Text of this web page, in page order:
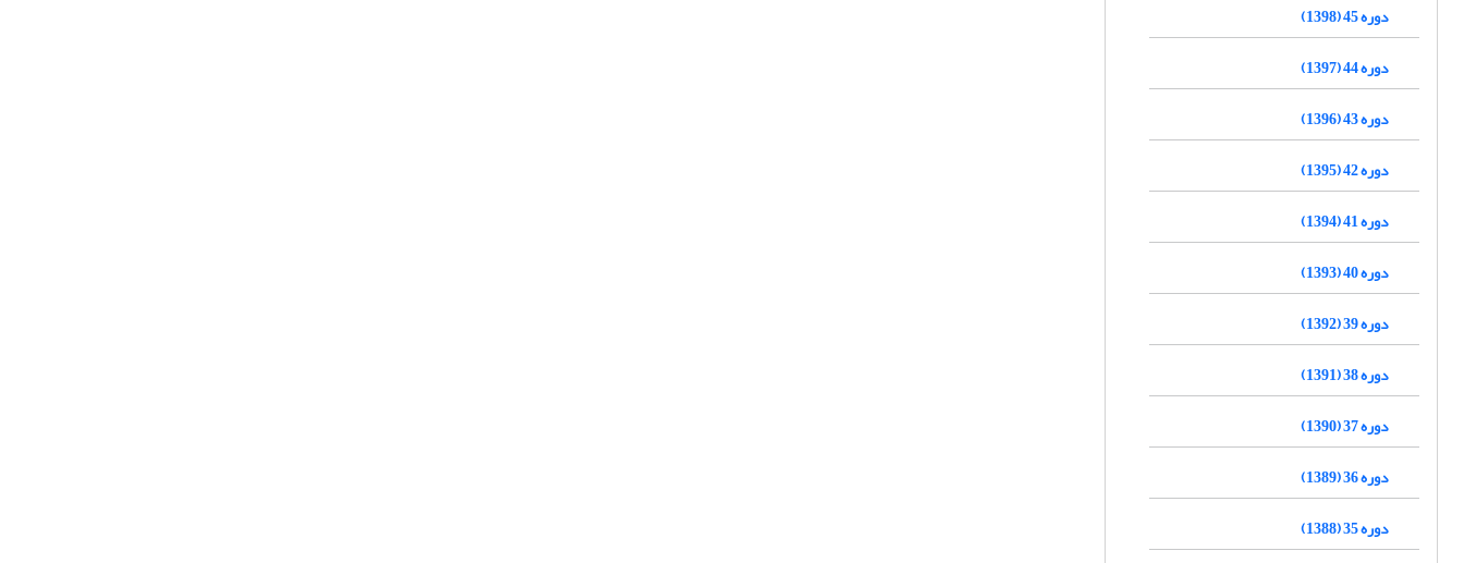
دوره 45 (1398)
دوره 44 (1397)
دوره 43 (1396)
دوره 42 (1395)
دوره 41 (1394)
دوره 40 (1393)
دوره 39 (1392)
دوره 38 (1391)
دوره 37 (1390)
دوره 36 (1389)
دوره 35 (1388)